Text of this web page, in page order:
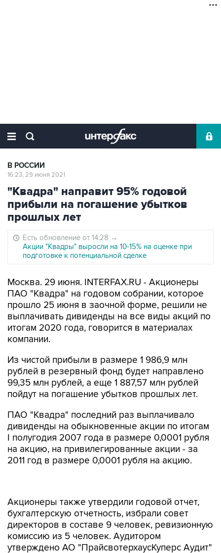
В РОССИИ
16:23, 29 июня 2021
"Квадра" направит 95% годовой
прибыли на погашение убытков
прошлых лет
Есть обновление от 14:28 →
Акции "Квадры" выросли на 10-15% на оценке при
подготовке к потенциальной сделке
Москва. 29 июня. INTERFAX.RU - Акционеры
ПАО "Квадра" на годовом собрании, которое
прошло 25 июня в заочной форме, решили не
выплачивать дивиденды на все виды акций по
итогам 2020 года, говорится в материалах
компании.
Из чистой прибыли в размере 1 986,9 млн
рублей в резервный фонд будет направлено
99,35 млн рублей, а еще 1 887,57 млн рублей
пойдут на погашение убытков прошлых лет.
ПАО "Квадра" последний раз выплачивало
дивиденды на обыкновенные акции по итогам
I полугодия 2007 года в размере 0,0001 рубля
на акцию, на привилегированные акции - за
2011 год в размере 0,0001 рубля на акцию.
директоров в составе 9 человек, ревизионную
комиссию из 5 человек. Аудитором
утверждено АО "ПрайсвотерхаусКуперс Аудит"
(Москва).